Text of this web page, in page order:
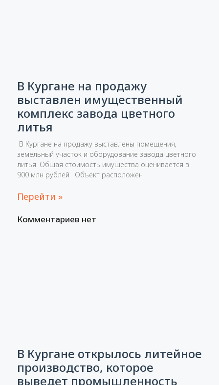
В Кургане на продажу
выставлен имущественный
комплекс завода цветного
литья
​​ В Кургане на продажу выставлены помещения,
земельный участок и оборудование завода цветного
литья. Общая стоимость имущества оценивается в
900 млн рублей. ​ Объект расположен
Перейти »
Комментариев нет
В Кургане открылось литейное
производство, которое
выведет промышленность